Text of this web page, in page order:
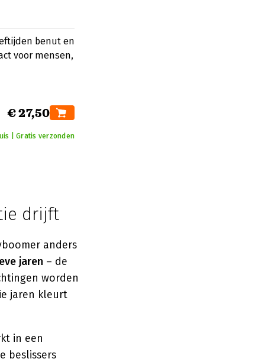
benut en
voor mensen,
€ 27,50
| Gratis verzonden
drijft
anders
jaren – de
worden
jaren kleurt
in een
beslissers